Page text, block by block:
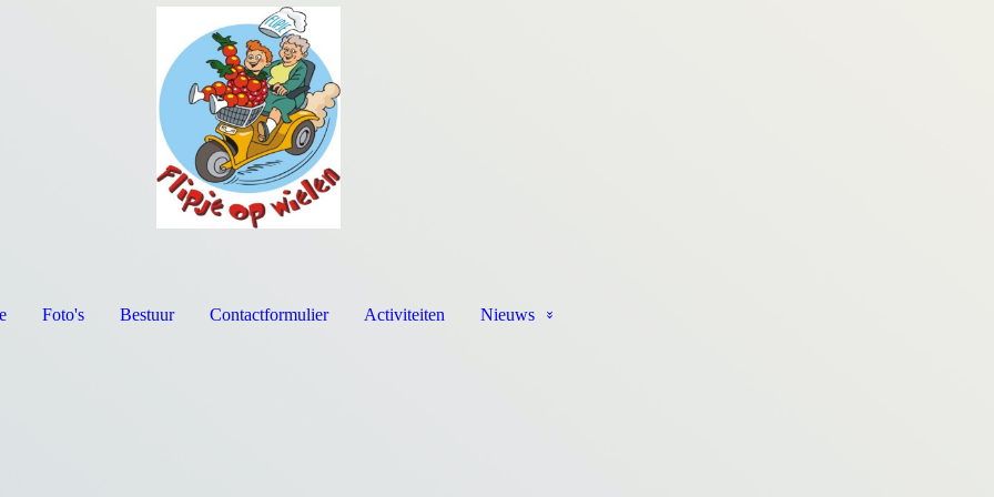
Foto's Bestuur Contactformulier Activiteiten Nieuws